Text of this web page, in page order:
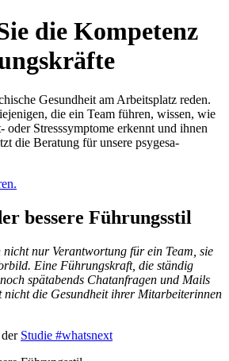
die Kompetenz
Gesundheit am Arbeitsplatz reden.
die ein Team führen, wissen, wie
oder Stresssymptome erkennt und ihnen
die Beratung für unsere psygesa-
bessere Führungsstil
nicht nur Verantwortung für ein Team, sie
Eine Führungskraft, die ständig
spätabends Chatanfragen und Mails
nicht die Gesundheit ihrer Mitarbeiterinnen
Studie #whatsnext